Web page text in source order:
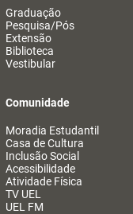
Graduação
Pesquisa/Pós
Extensão
Biblioteca
Vestibular
Comunidade
Moradia Estudantil
Casa de Cultura
Inclusão Social
Acessibilidade
Atividade Física
TV UEL
UEL FM